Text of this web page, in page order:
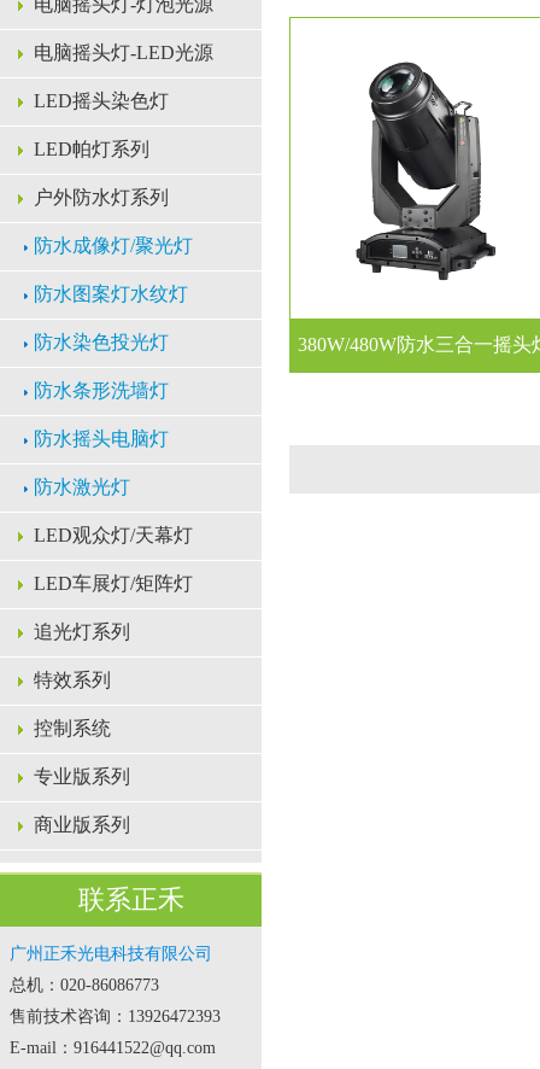
电脑摇头灯-灯泡光源
电脑摇头灯-LED光源
LED摇头染色灯
LED帕灯系列
户外防水灯系列
防水成像灯/聚光灯
防水图案灯水纹灯
防水染色投光灯
防水条形洗墙灯
防水摇头电脑灯
防水激光灯
LED观众灯/天幕灯
LED车展灯/矩阵灯
追光灯系列
特效系列
控制系统
专业版系列
商业版系列
联系正禾
广州正禾光电科技有限公司
总机：020-86086773
售前技术咨询：13926472393
E-mail：916441522@qq.com
380W/480W防水三合一摇头